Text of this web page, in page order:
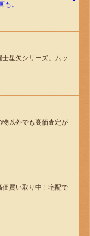
も。
星矢シリーズ。ムッ
物以外でも高価査定が
買い取り中！宅配で